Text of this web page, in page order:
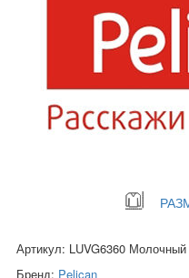
Артикул: LUVG6360 Молочный
Бренд: Pelican